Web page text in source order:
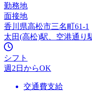
勤務地
面接地
香川県高松市三名町61-1
太田(高松)駅、空港通り
シフト
週2日からOK
交通費支給